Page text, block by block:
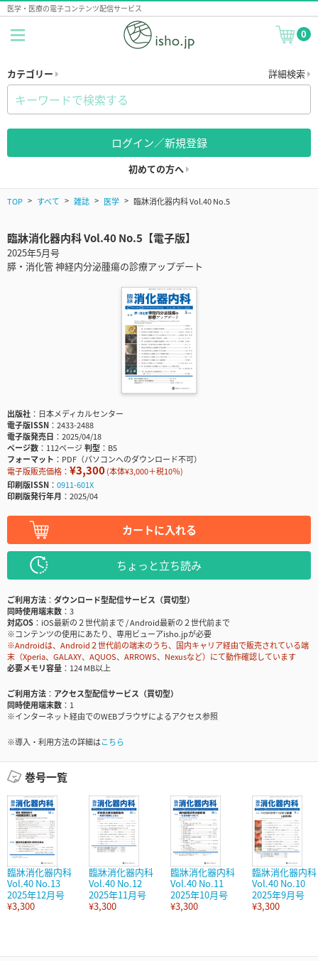
医学・医療の電子コンテンツ配信サービス
0
カテゴリー 詳細検索
ログイン／新規登録
初めての方へ
TOP すべて 雑誌 医学 臨牀消化器内科 Vol.40 No.5
臨牀消化器内科 Vol.40 No.5【電子版】
2025年5月号
膵・消化管 神経内分泌腫瘍の診療アップデート
出版社
日本メディカルセンター
電子版ISSN
2433-2488
電子版発売日
2025/04/18
ページ数
112ページ判型
B5
フォーマット
PDF（パソコンへのダウンロード不可）
電子版販売価格： ¥3,300(本体¥3,000＋税10％)
印刷版ISSN
0911-601X
印刷版発行年月
2025/04
カートに入れる
ちょっと立ち読み
ご利用方法
ダウンロード型配信サービス（買切型）
同時使用端末数
3
対応OS
iOS最新の２世代前まで / Android最新の２世代前まで
※コンテンツの使用にあたり、専用ビューアisho.jpが必要
※Androidは、Android２世代前の端末のうち、国内キャリア経由で販売されている端
末（Xperia、GALAXY、AQUOS、ARROWS、Nexusなど）にて動作確認しています
必要メモリ容量
124 MB以上
ご利用方法
アクセス型配信サービス（買切型）
同時使用端末数
1
※インターネット経由でのWEBブラウザによるアクセス参照
※導入・利用方法の詳細はこちら
巻号一覧
臨牀消化器内科
Vol.40 No.13
2025年12月号
¥3,300
臨牀消化器内科
Vol.40 No.12
2025年11月号
¥3,300
臨牀消化器内科
Vol.40 No.11
2025年10月号
¥3,300
臨牀消化器内科
Vol.40 No.10
2025年9月号
¥3,300